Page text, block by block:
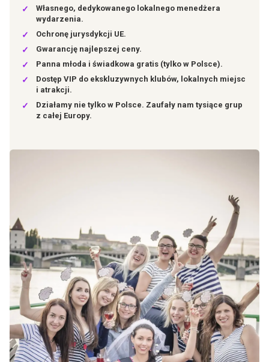
✓
Własnego, dedykowanego lokalnego menedżera
wydarzenia.
✓ Ochronę jurysdykcji UE.
✓ Gwarancję najlepszej ceny.
✓ Panna młoda i świadkowa gratis (tylko w Polsce).
✓
Dostęp VIP do ekskluzywnych klubów, lokalnych miejsc
i atrakcji.
✓
Działamy nie tylko w Polsce. Zaufały nam tysiące grup
z całej Europy.